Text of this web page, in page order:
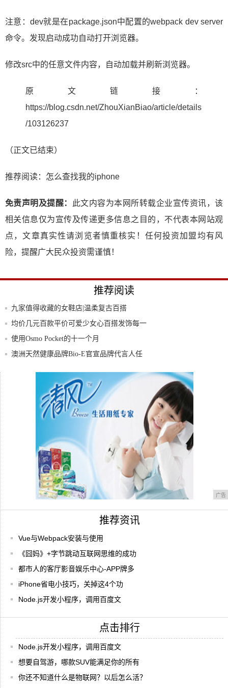
注意：dev就是在package.json中配置的webpack dev server
命令。发现启动成功自动打开浏览器。
修改src中的任意文件内容，自动加载并刷新浏览器。
原文链接：
https://blog.csdn.net/ZhouXianBiao/article/details
/103126237
（正文已结束）
推荐阅读： 怎么查找我的iphone
免责声明及提醒：
此文内容为本网所转载企业宣传资讯，该
相关信息仅为宣传及传递更多信息之目的，不代表本网站观
点，文章真实性请浏览者慎重核实！任何投资加盟均有风
险，提醒广大民众投资需谨慎！
推荐阅读
九家值得收藏的女鞋店|温柔复古百搭
均价几元百款平价可爱少女心百搭发饰每一
种风格
使用Osmo Pocket的十一个月
澳洲天然健康品牌Bio-E官宣品牌代言人任
《囧妈》+字节跳动互联网思维的成功
广告
推荐资讯
Vue与Webpack安装与使用
《囧妈》+字节跳动互联网思维的成功
都市人的客厅影音娱乐中心-APP牌多
iPhone省电小技巧，关掉这4个功
Node.js开发小程序，调用百度文
点击排行
Node.js开发小程序，调用百度文
想要自驾游，哪款SUV能满足你的所有
你还不知道什么是物联网？以后怎么活？